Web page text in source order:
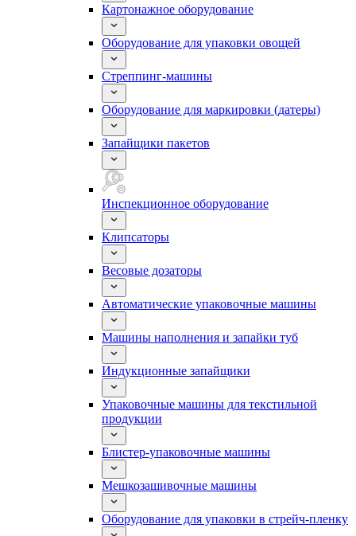
Картонажное оборудование
Оборудование для упаковки овощей
Стреппинг-машины
Оборудование для маркировки (датеры)
Запайщики пакетов
Инспекционное оборудование
Клипсаторы
Весовые дозаторы
Автоматические упаковочные машины
Машины наполнения и запайки туб
Индукционные запайщики
Упаковочные машины для текстильной
продукции
Блистер-упаковочные машины
Мешкозашивочные машины
Оборудование для упаковки в стрейч-пленку